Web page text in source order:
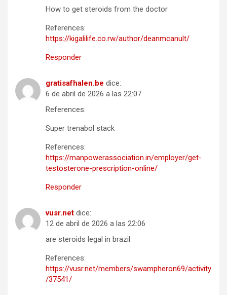
How to get steroids from the doctor
References:
https://kigalilife.co.rw/author/deanmcanult/
Responder
gratisafhalen.be dice:
6 de abril de 2026 a las 22:07
References:
Super trenabol stack
References:
https://manpowerassociation.in/employer/get-
testosterone-prescription-online/
Responder
vusr.net dice:
12 de abril de 2026 a las 22:06
are steroids legal in brazil
References:
https://vusr.net/members/swampheron69/activity
/37541/